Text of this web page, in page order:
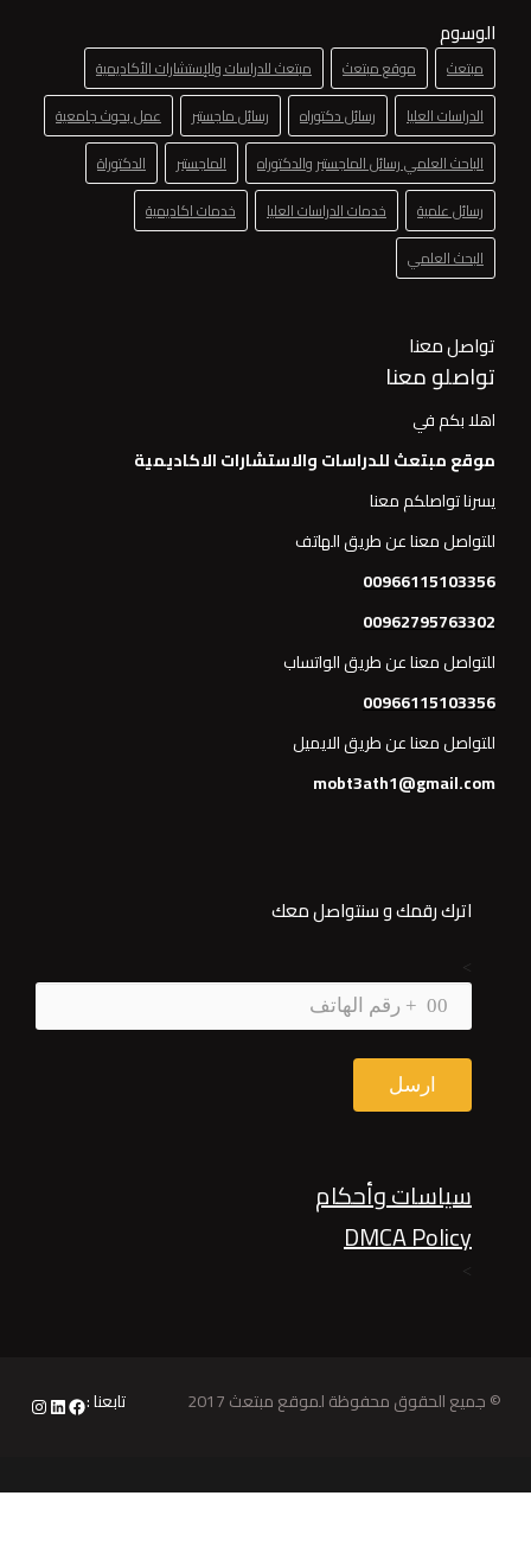
الوسوم
مبتعث موقع مبتعث
مبتعث للدراسات والإستشارات الأكاديمية
الدراسات العليا
رسائل دكتوراه رسائل ماجستير
عمل بحوث جامعية
الباحث العلمي رسائل الماجستير والدكتوراه
الماجستير
الدكتوراة
رسائل علمية
خدمات الدراسات العليا
خدمات اكاديمية
البحث العلمي
تواصل معنا
تواصلو معنا
اهلا بكم في
موقع مبتعث للدراسات والاستشارات الاكاديمية
يسرنا تواصلكم معنا
للتواصل معنا عن طريق الهاتف
00966115103356
00962795763302
للتواصل معنا عن طريق الواتساب
00966115103356
للتواصل معنا عن طريق الايميل
mobt3ath1@gmail.com
اترك رقمك و سنتواصل معك
سياسات وأحكام
DMCA Policy
© جميع الحقوق محفوظة لموقع مبتعث 2017 تابعنا :Facebook
LinkedIn